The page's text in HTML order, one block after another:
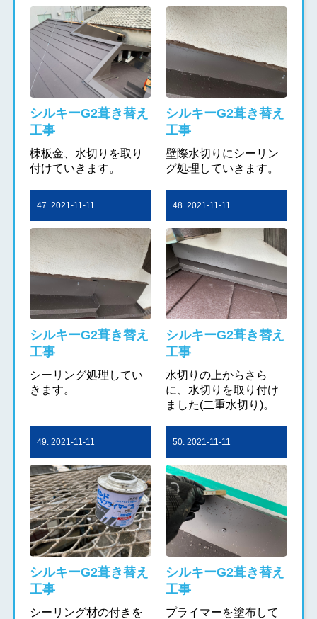
シルキーG2葺き替え
工事
棟板金、水切りを取り
付けていきます。
シルキーG2葺き替え
工事
壁際水切りにシーリン
グ処理していきます。
47. 2021-11-11
シルキーG2葺き替え
工事
シーリング処理してい
きます。
48. 2021-11-11
シルキーG2葺き替え
工事
水切りの上からさら
に、水切りを取り付け
ました(二重水切り)。
49. 2021-11-11
シルキーG2葺き替え
工事
シーリング材の付きを
50. 2021-11-11
シルキーG2葺き替え
工事
プライマーを塗布して